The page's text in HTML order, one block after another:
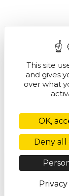
© Société
This site
and gives
over what
OK,
Deny all